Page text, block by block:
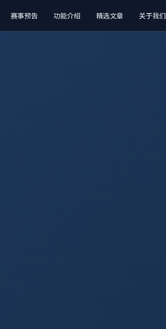
赛事预告 功能介绍 精选文章 关于我们